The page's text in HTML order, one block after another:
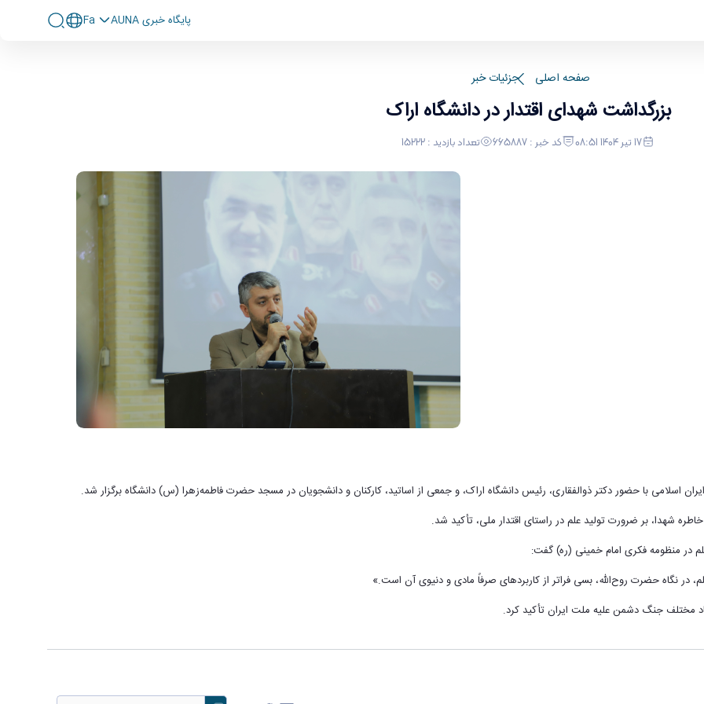
پايگاه خبری AUNA Fa
صفحه اصلی جزئیات خبر
بزرگداشت شهدای اقتدار در دانشگاه اراک
17 تیر 1404 08:51 کد خبر : 665887 تعداد بازدید : 15222
اسلامی با حضور دکتر ذوالفقاری، رئیس دانشگاه اراک، و جمعی از اساتید، کارکنان و دانشجویان در مسجد حضرت فاطمه‌زهرا (س) دانشگاه برگزار شد.
شهدا، بر ضرورت تولید علم در راستای اقتدار ملی، تأکید شد.
علم در منظومه فکری امام خمینی (ره) گفت:
در نگاه حضرت روح‌الله، بسی فراتر از کاربردهای صرفاً مادی و دنیوی آن است.»
مختلف جنگ دشمن علیه ملت ایران تأکید کرد.